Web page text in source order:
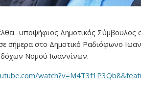
υποψήφιος Δημοτικός
σήμερα στο Δημοτικό Ραδιόφωνο
Νομού Ιωαννίνων.